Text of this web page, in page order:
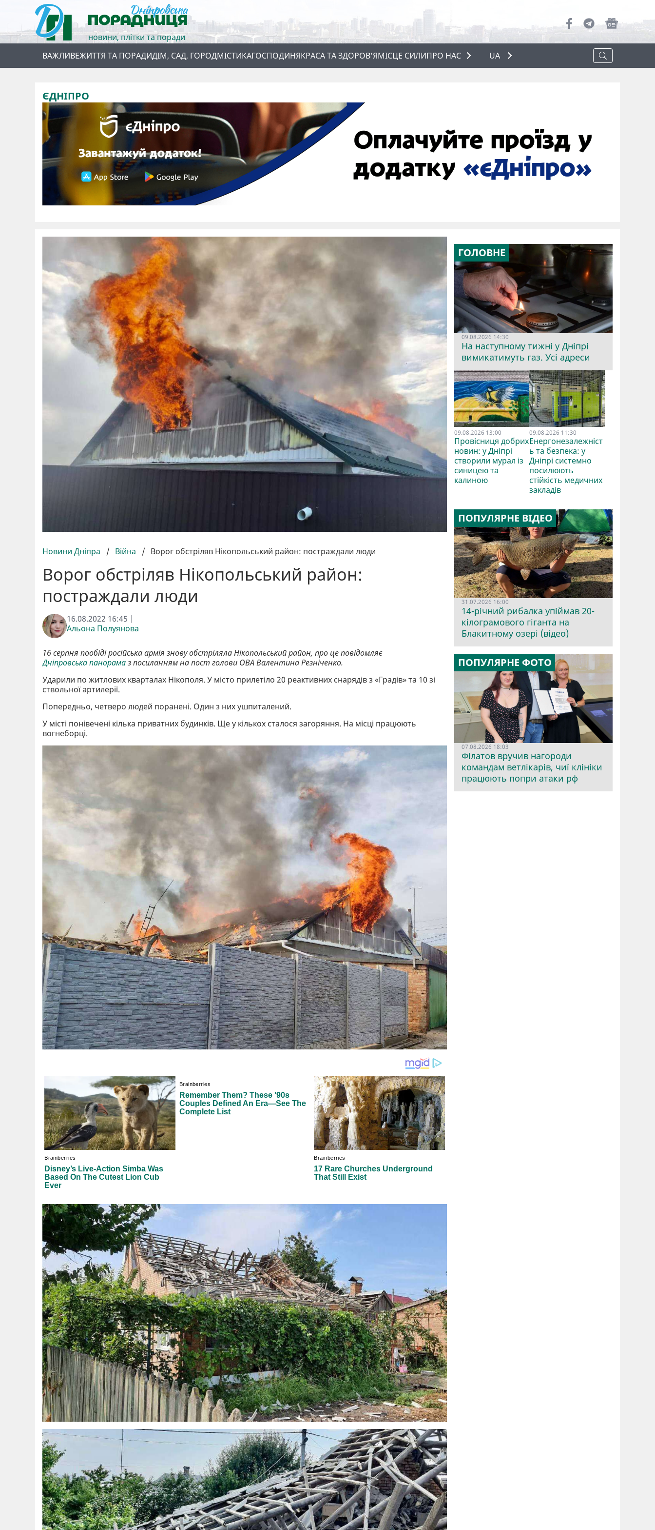
новини, плітки та поради
ВАЖЛИВЕЖИТТЯ ТА ПОРАДИДІМ, САД, ГОРОДМІСТИКАГОСПОДИНЯКРАСА ТА ЗДОРОВ’ЯМІСЦЕ СИЛИПРО НАС
ПРО НАС
UA
ЄДНІПРО
Новини Дніпра / Війна / Ворог обстріляв Нікопольський район: постраждали люди
Ворог обстріляв Нікопольський район:
постраждали люди
16.08.2022 16:45 |
Альона Полуянова
16 серпня пообіді російська армія знову обстріляла Нікопольський район, про це повідомляє
Дніпровська панорамаз посиланням на пост голови ОВА Валентина Резніченко.
Ударили по житлових кварталах Нікополя. У місто прилетіло 20 реактивних снарядів з «Градів» та 10 зі
ствольної артилерії.
Попередньо, четверо людей поранені. Один з них ушпиталений.
У місті понівечені кілька приватних будинків. Ще у кількох сталося загоряння. На місці працюють
вогнеборці.
ГОЛОВНЕ
09.08.2026 14:30
На наступному тижні у Дніпрі
вимикатимуть газ. Усі адреси
09.08.2026 13:00
Провісниця добрих
новин: у Дніпрі
створили мурал із
синицею та
калиною
09.08.2026 11:30
Енергонезалежніст
ь та безпека: у
Дніпрі системно
посилюють
стійкість медичних
закладів
ПОПУЛЯРНЕ ВІДЕО
31.07.2026 16:00
14-річний рибалка упіймав 20-
кілограмового гіганта на
Блакитному озері (відео)
ПОПУЛЯРНЕ ФОТО
07.08.2026 18:03
Філатов вручив нагороди
командам ветлікарів, чиї клініки
працюють попри атаки рф